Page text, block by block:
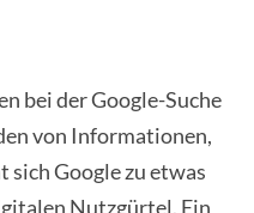
bei der Google-Suche
von Informationen,
sich Google zu etwas
Nutzgürtel. Ein